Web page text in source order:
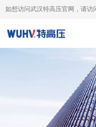
如想访问武汉特高压官网，请访